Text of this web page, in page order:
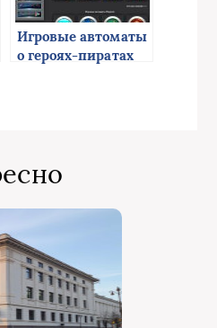
Игровые автоматы
о героях-пиратах